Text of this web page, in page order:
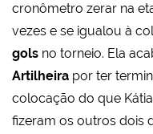
cronômetro zerar na
vezes e se igualou à
gols no torneio. Ela
Artilheira por ter
colocação do que
fizeram os outros dois